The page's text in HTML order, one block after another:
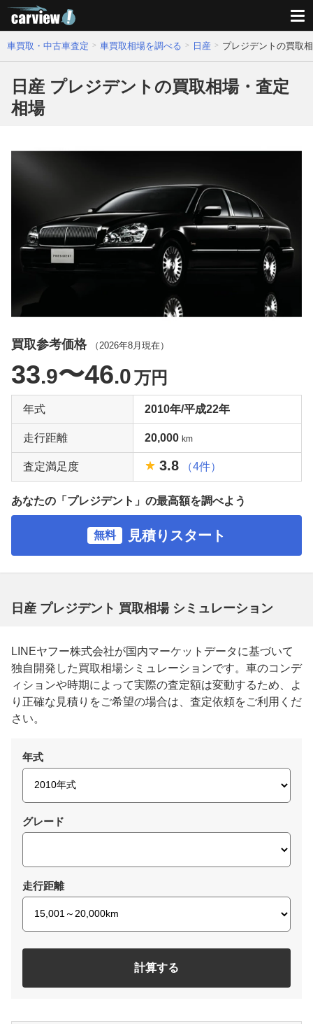
車買取・中古車査定 車買取相場を調べる 日産 プレジデントの買取
日産 プレジデントの買取相場・査定
相場
買取参考価格 （ 2026年8月 現在）
33.9〜46.0万円
年式 2010年/平成22年
走行距離 20,000 km
査定満足度 3.8 （4件）
あなたの「プレジデント」の最高額を調べよう
無料 見積りスタート
日産 プレジデント 買取相場 シミュレーション
LINEヤフー株式会社が国内マーケットデータに基づいて
独自開発した買取相場シミュレーションです。車のコンデ
ィションや時期によって実際の査定額は変動するため、よ
り正確な見積りをご希望の場合は、査定依頼をご利用くだ
さい。
年式
グレード
走行距離
計算する